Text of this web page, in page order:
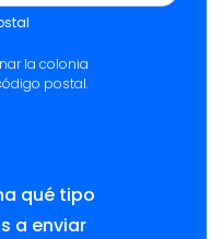
la colonia
postal.
qué tipo
a enviar